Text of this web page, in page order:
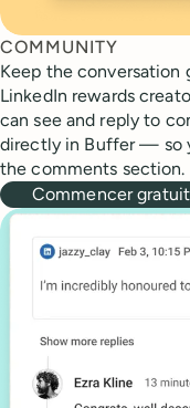
COMMUNITY
Keep the conversation
LinkedIn rewards
can see and reply to
directly in Buffer — so
the comments section.
Commencer